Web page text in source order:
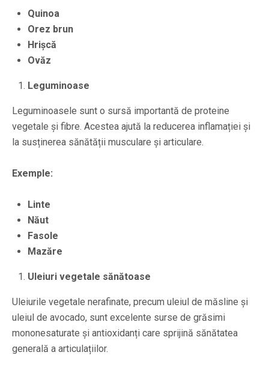
Quinoa
Orez brun
Hrișcă
Ovăz
Leguminoase
Leguminoasele sunt o sursă importantă de proteine
vegetale și fibre. Acestea ajută la reducerea inflamației și
la susținerea sănătății musculare și articulare.
Exemple:
Linte
Năut
Fasole
Mazăre
Uleiuri vegetale sănătoase
Uleiurile vegetale nerafinate, precum uleiul de măsline și
uleiul de avocado, sunt excelente surse de grăsimi
mononesaturate și antioxidanți care sprijină sănătatea
generală a articulațiilor.